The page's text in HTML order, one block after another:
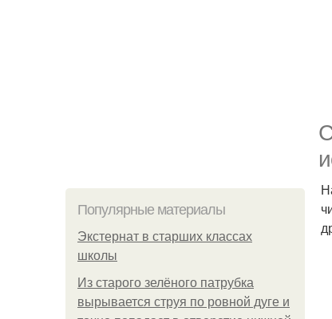
Популярные материалы
Экстернат в старших классах
школы
Из старого зелёного патрубка
вырывается струя по ровной дуге и